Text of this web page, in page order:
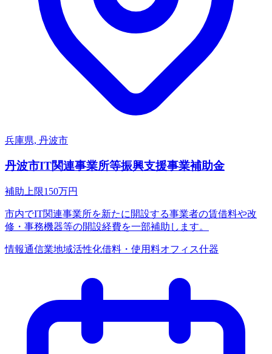
兵庫県, 丹波市
丹波市IT関連事業所等振興支援事業補助金
補助上限150万円
市内でIT関連事業所を新たに開設する事業者の賃借料や改
修・事務機器等の開設経費を一部補助します。
情報通信業地域活性化借料・使用料オフィス什器